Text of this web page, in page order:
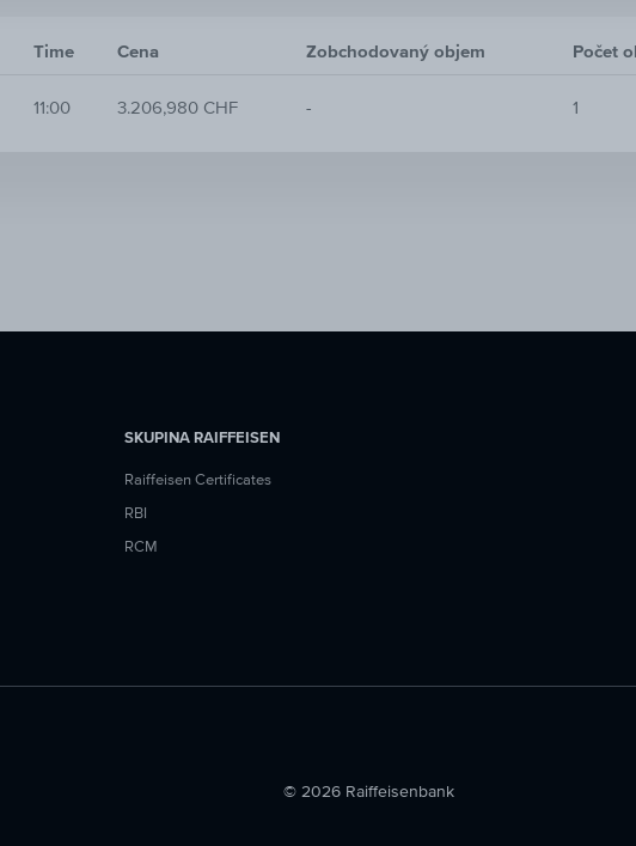
Time Cena Zobchodovaný objem Počet
11:00 3.206,980 CHF - 1
SKUPINA RAIFFEISEN
Raiffeisen Certificates
RBI
RCM
© 2026 Raiffeisenbank